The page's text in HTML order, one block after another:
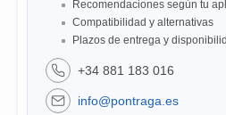
Recomendaciones según tu
Compatibilidad y alternativas
Plazos de entrega y
+34 881 183 016
info@pontraga.es